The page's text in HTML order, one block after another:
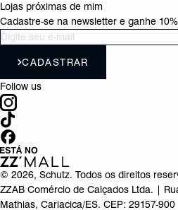
Lojas próximas de mim
Cadastre-se na newsletter e ganhe
CADASTRAR
Follow us
© 2026, Schutz. Todos os direitos
ZZAB Comércio de Calçados Ltda. |
Mathias, Cariacica/ES. CEP: 29157-